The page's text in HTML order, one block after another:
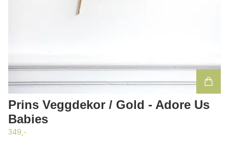
Prins Veggdekor / Gold - Adore Us
Babies
349,-